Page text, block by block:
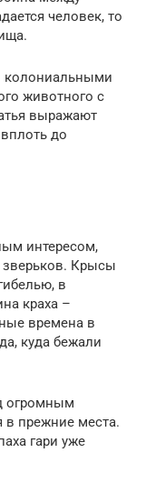
человек, то
колониальными
животного с
выражают
до
интересом,
зверьков. Крысы
в
краха –
времена в
куда бежали
огромным
в прежние места.
гари уже